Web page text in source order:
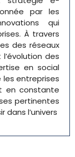
par les
qui
À travers
des réseaux
des
en social
entreprises
en constante
pertinentes
dans l’univers